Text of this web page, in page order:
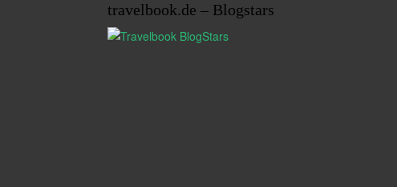
travelbook.de – Blogstars